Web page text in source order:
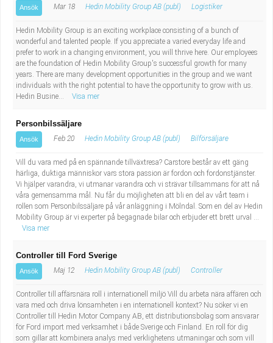
Industriell tillverkning
Installation, drift, underhåll
Kultur, media, design
Militärt arbete
Naturbruk
Naturvetenskapligt arbete
Pedagogiskt arbete
Sanering och renhållning
Socialt arbete
Behandlingsassistent/Socialpedagog
Tandsköterska
Tidningsbud/Tidningsdistributör
Lärare i fritidshem/Fritidspedagog
Taxiförare/Taxichaufför
Läkarsekreterare/Vårdadmin/Medicinsk
sekreterare
Lastbilsförare m.fl.
Fastighetsskötare
Ansök Mar 18 Hedin Mobility Group AB (publ) Logistiker
Hedin Mobility Group is an exciting workplace consisting of a bunch of
wonderful and talented people. If you appreciate a varied everyday life and
prefer to work in a changing environment, you will thrive here. Our employees
are the foundation of Hedin Mobility Group's successful growth for many
years. There are many development opportunities in the group and we want
individuals with the right potential to have the opportunity to grow with us.
Hedin Busine...
Visa mer
Personbilssäljare
Ansök Feb 20 Hedin Mobility Group AB (publ) Bilförsäljare
Vill du vara med på en spännande tillväxtresa? Carstore består av ett gäng
härliga, duktiga människor vars stora passion är fordon och fordonstjänster.
Vi hjälper varandra, vi utmanar varandra och vi strävar tillsammans för att nå
våra gemensamma mål. Nu får du möjligheten att bli en del av vårt team i
rollen som Personbilssäljare på vår anläggning i Mölndal. Som en del av Hedin
Mobility Group är vi experter på begagnade bilar och erbjuder ett brett urval ...
Visa mer
Controller till Ford Sverige
Ansök Maj 12 Hedin Mobility Group AB (publ) Controller
Controller till affärsnära roll i internationell miljö Vill du arbeta nära affären och
vara med och driva lönsamheten i en internationell kontext? Nu söker vi en
Controller till Hedin Motor Company AB, ett distributionsbolag som ansvarar
för Ford import med verksamhet i både Sverige och Finland. En roll för dig
som gillar att kombinera analys med verklighetens utmaningar och som vill